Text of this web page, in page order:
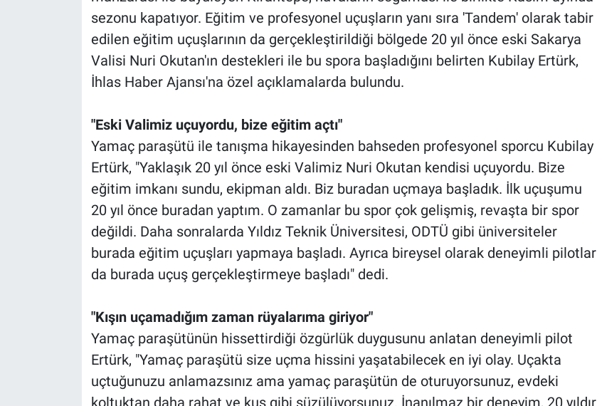
sezonu kapatıyor. Eğitim ve profesyonel uçuşların yanı sıra 'Tandem' olarak tabir
edilen eğitim uçuşlarının da gerçekleştirildiği bölgede 20 yıl önce eski Sakarya
Valisi Nuri Okutan'ın destekleri ile bu spora başladığını belirten Kubilay Ertürk,
İhlas Haber Ajansı'na özel açıklamalarda bulundu.
"Eski Valimiz uçuyordu, bize eğitim açtı"
Yamaç paraşütü ile tanışma hikayesinden bahseden profesyonel sporcu Kubilay
Ertürk, "Yaklaşık 20 yıl önce eski Valimiz Nuri Okutan kendisi uçuyordu. Bize
eğitim imkanı sundu, ekipman aldı. Biz buradan uçmaya başladık. İlk uçuşumu
20 yıl önce buradan yaptım. O zamanlar bu spor çok gelişmiş, revaşta bir spor
değildi. Daha sonralarda Yıldız Teknik Üniversitesi, ODTÜ gibi üniversiteler
burada eğitim uçuşları yapmaya başladı. Ayrıca bireysel olarak deneyimli pilotlar
da burada uçuş gerçekleştirmeye başladı" dedi.
"Kışın uçamadığım zaman rüyalarıma giriyor"
Yamaç paraşütünün hissettirdiği özgürlük duygusunu anlatan deneyimli pilot
Ertürk, "Yamaç paraşütü size uçma hissini yaşatabilecek en iyi olay. Uçakta
uçtuğunuzu anlamazsınız ama yamaç paraşütün de oturuyorsunuz, evdeki
koltuktan daha rahat ve kuş gibi süzülüyorsunuz. İnanılmaz bir deneyim, 20 yıldır